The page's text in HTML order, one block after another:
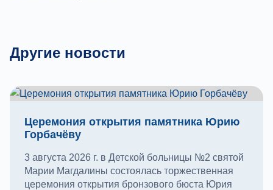
Другие новости
Церемония открытия памятника Юрию
Горбачёву
3 августа 2026 г. в Детской больницы №2 святой
Марии Магдалины состоялась торжественная
церемония открытия бронзового бюста Юрия